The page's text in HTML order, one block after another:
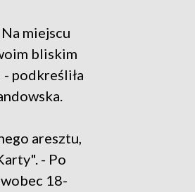
miejscu
bliskim
podkreśliła
aresztu,
- Po
18-